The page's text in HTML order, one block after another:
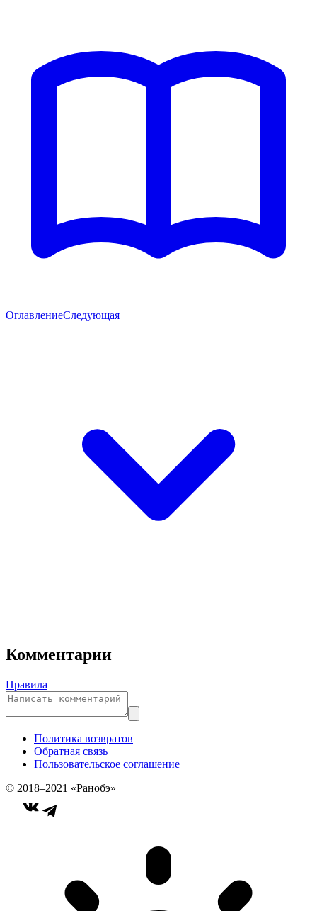
ОглавлениеСледующая
Комментарии
Правила
Политика возвратов
Обратная связь
Пользовательское соглашение
© 2018–2021 «Ранобэ»